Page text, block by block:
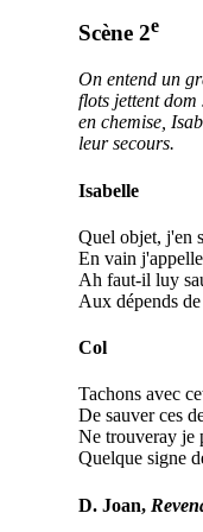
Scène 2e
On entend un
flots jettent
en chemise,
leur secours.
Isabelle
Quel objet, j'en
En vain
Ah faut-il luy
Aux dépends
Col
Tachons avec
De sauver ces
Ne trouveray je
Quelque signe
D. Joan,